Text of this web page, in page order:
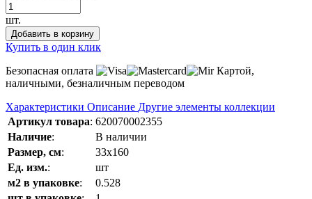
шт.
Добавить в корзину
Купить в один клик
Безопасная оплата
Картой,
наличными, безналичным переводом
Характеристики Описание Другие элементы коллекции
Артикул товара: 620070002355
Наличие:
В наличии
Размер, см:
33x160
Ед. изм.:
шт
м2 в упаковке:
0.528